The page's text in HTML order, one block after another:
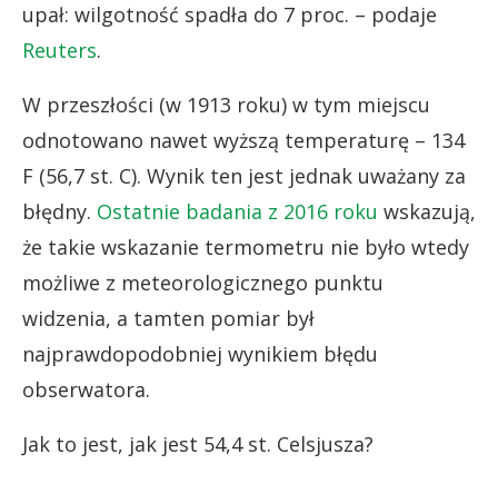
upał: wilgotność spadła do 7 proc. – podaje
Reuters.
W przeszłości (w 1913 roku) w tym miejscu
odnotowano nawet wyższą temperaturę – 134
F (56,7 st. C). Wynik ten jest jednak uważany za
błędny. Ostatnie badania z 2016 roku wskazują,
że takie wskazanie termometru nie było wtedy
możliwe z meteorologicznego punktu
widzenia, a tamten pomiar był
najprawdopodobniej wynikiem błędu
obserwatora.
Jak to jest, jak jest 54,4 st. Celsjusza?